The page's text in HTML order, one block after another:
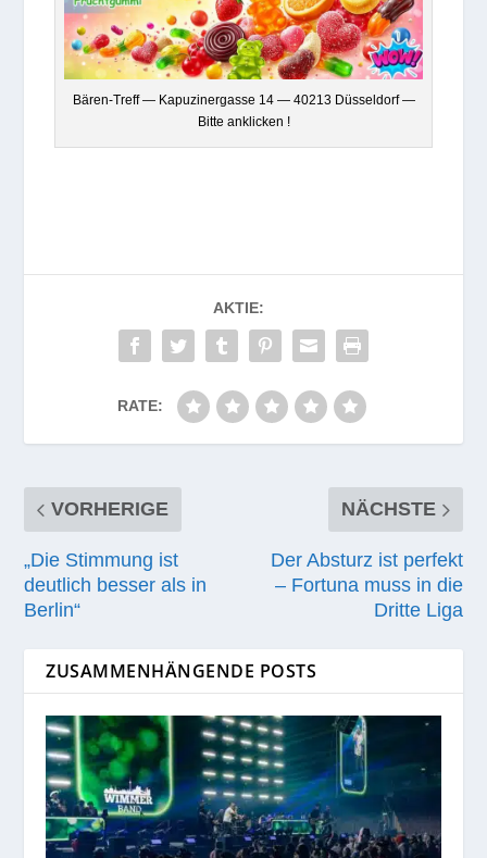
Bären-Treff — Kapu­zi­ner­gasse 14 — 40213 Düs­sel­dorf —
Bitte anklicken !
AKTIE:
RATE:
VORHERIGE
„Die Stimmung ist
deutlich besser als in
Berlin“
NÄCHSTE
Der Absturz ist perfekt
– Fortuna muss in die
Dritte Liga
ZUSAMMENHÄNGENDE POSTS